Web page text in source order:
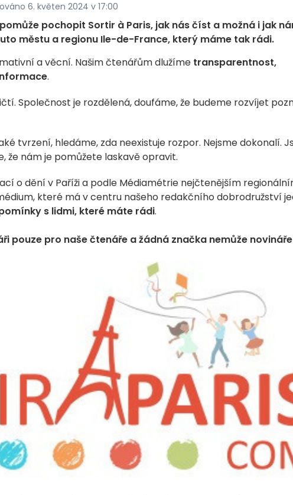
6. květen 2024 v 17:00
pochopit Sortir à Paris, jak nás číst a možná i jak
městu a regionu Ile-de-France, který máme tak rádi.
a věcní. Našim čtenářům dlužíme transparentnost,
.
Společnost je rozdělená, doufáme, že budeme rozvíjet
tvrzení, hledáme, zda neexistuje rozpor. Nejsme dokonalí.
že nám je pomůžete laskavě opravit.
o dění v Paříži a podle Médiamétrie nejčtenějším
které má v centru našeho redakčního dobrodružství
s lidmi, které máte rádi.
pouze pro naše čtenáře a žádná značka nemůže novináře